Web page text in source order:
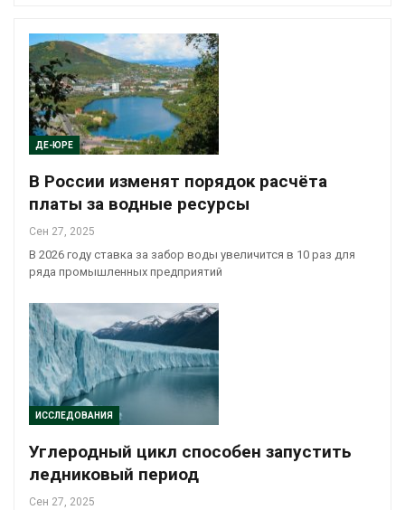
ДЕ-ЮРЕ
В России изменят порядок расчёта
платы за водные ресурсы
Сен 27, 2025
В 2026 году ставка за забор воды увеличится в 10 раз для
ряда промышленных предприятий
ИССЛЕДОВАНИЯ
Углеродный цикл способен запустить
ледниковый период
Сен 27, 2025